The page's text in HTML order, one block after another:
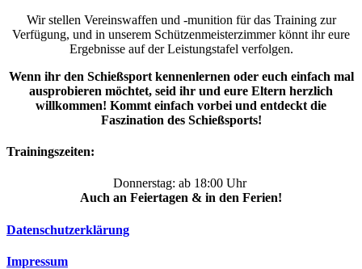
Wir stellen Vereinswaffen und -munition für das Training zur
Verfügung, und in unserem Schützenmeisterzimmer könnt ihr eure
Ergebnisse auf der Leistungstafel verfolgen.
Wenn ihr den Schießsport kennenlernen oder euch einfach mal
ausprobieren möchtet, seid ihr und eure Eltern herzlich
willkommen! Kommt einfach vorbei und entdeckt die
Faszination des Schießsports!
Trainingszeiten:
Donnerstag: ab 18:00 Uhr
Auch an Feiertagen & in den Ferien!
Datenschutzerklärung
Impressum